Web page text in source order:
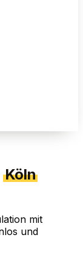
Köln
mit
und